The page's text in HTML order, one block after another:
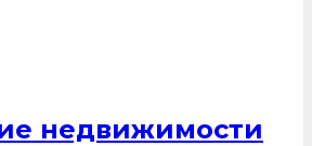
недвижимости